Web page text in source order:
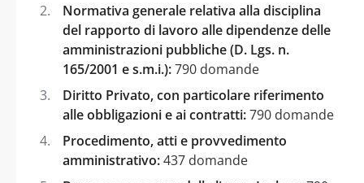
Normativa generale relativa alla disciplina
del rapporto di lavoro alle dipendenze delle
amministrazioni pubbliche (D. Lgs. n.
165/2001 e s.m.i.):790 domande
Diritto Privato, con particolare riferimento
alle obbligazioni e ai contratti:790 domande
Procedimento, atti e provvedimento
amministrativo:437 domande